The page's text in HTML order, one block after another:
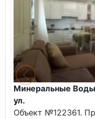
Минеральные
ул.
Объект №122361.